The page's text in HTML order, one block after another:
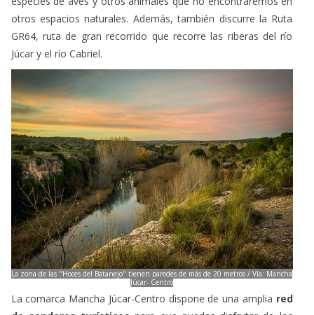
GR64, ruta de gran recorrido que recorre las riberas del río
Júcar y el río Cabriel.
La zona de las "Hoces del Batanejo" tienen paredes de más de 20 metros / Vía: Mancha
Júcar- Centro
La comarca Mancha Júcar-Centro dispone de una amplia red
para que puedas disfrutar de los
rincones más bonitos de la Mancomunidad, a la vez que